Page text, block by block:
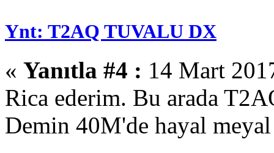
Ynt: T2AQ TUVALU DX
« Yanıtla #4 : 14 Mart
Rica ederim. Bu arada
Demin 40M'de hayal